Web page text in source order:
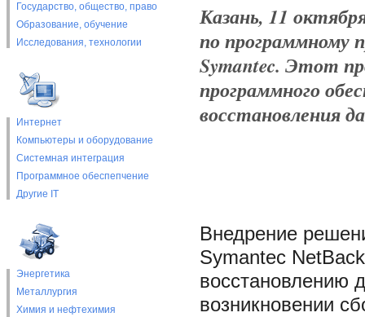
Государство, общество, право
Образование, обучение
Исследования, технологии
Интернет
Компьютеры и оборудование
Системная интеграция
Программное обеспепчение
Другие IT
Энергетика
Металлургия
Химия и нефтехимия
Казань, 11
по программному
Symantec. Этот
программного
восстановления
Внедрение
Symantec
восстановлению
возникновении